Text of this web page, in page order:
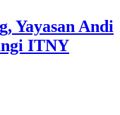
Yayasan Andi
ITNY